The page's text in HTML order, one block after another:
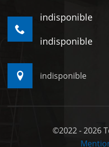
indisponible
indisponible
indisponible
©2022 - 2026